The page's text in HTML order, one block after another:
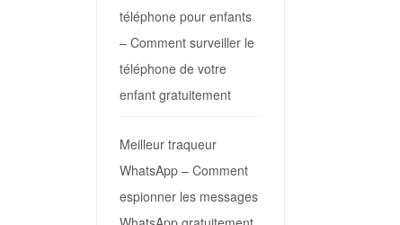
téléphone pour enfants
– Comment surveiller le
téléphone de votre
enfant gratuitement
Meilleur traqueur
WhatsApp – Comment
espionner les messages